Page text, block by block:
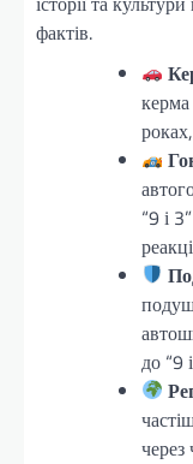
фактів.
“9 і
до “9
через